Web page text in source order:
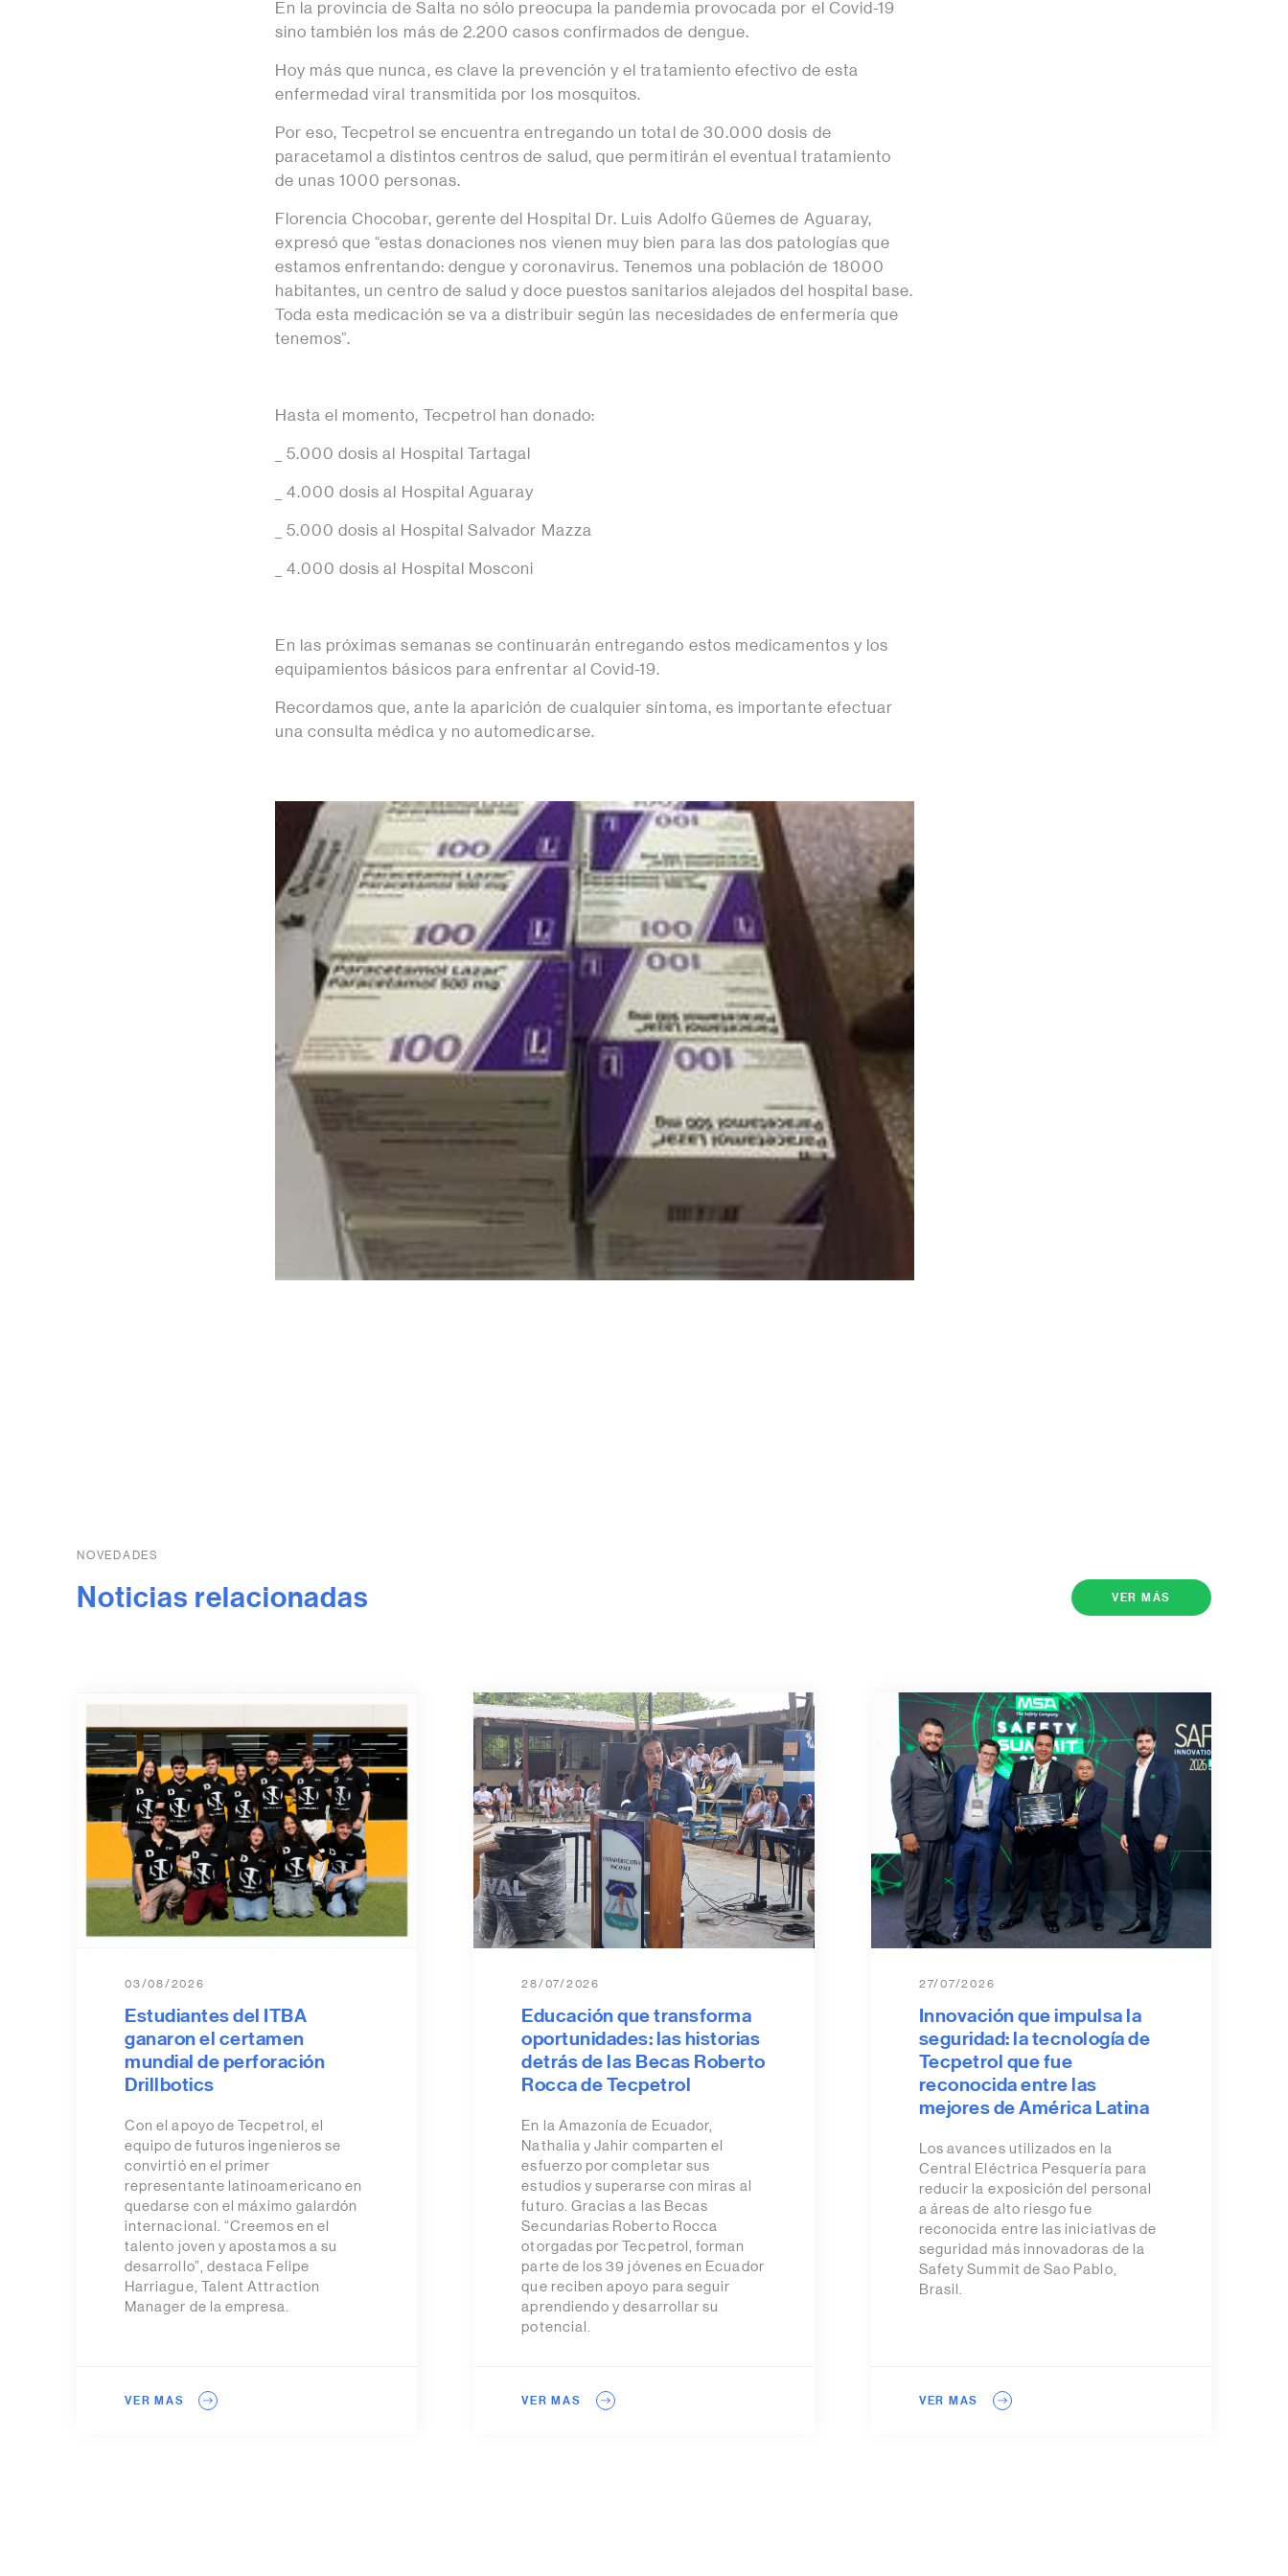
En la provincia de Salta no sólo preocupa la pandemia provocada por el Covid-19
sino también los más de 2.200 casos confirmados de dengue.
Hoy más que nunca, es clave la prevención y el tratamiento efectivo de esta
enfermedad viral transmitida por los mosquitos.
Por eso, Tecpetrol se encuentra entregando un total de 30.000 dosis de
paracetamol a distintos centros de salud, que permitirán el eventual tratamiento
de unas 1000 personas.
Florencia Chocobar, gerente del Hospital Dr. Luis Adolfo Güemes de Aguaray,
expresó que “estas donaciones nos vienen muy bien para las dos patologías que
estamos enfrentando: dengue y coronavirus. Tenemos una población de 18000
habitantes, un centro de salud y doce puestos sanitarios alejados del hospital base.
Toda esta medicación se va a distribuir según las necesidades de enfermería que
tenemos”.
Hasta el momento, Tecpetrol han donado:
_ 5.000 dosis al Hospital Tartagal
_ 4.000 dosis al Hospital Aguaray
_ 5.000 dosis al Hospital Salvador Mazza
_ 4.000 dosis al Hospital Mosconi
En las próximas semanas se continuarán entregando estos medicamentos y los
equipamientos básicos para enfrentar al Covid-19.
Recordamos que, ante la aparición de cualquier síntoma, es importante efectuar
una consulta médica y no automedicarse.
NOVEDADES
Noticias relacionadas VER MÁS
03/08/2026
Estudiantes del ITBA
ganaron el certamen
mundial de perforación
Drillbotics
Con el apoyo de Tecpetrol, el
equipo de futuros ingenieros se
convirtió en el primer
representante latinoamericano en
quedarse con el máximo galardón
internacional. “Creemos en el
talento joven y apostamos a su
desarrollo”, destaca Felipe
Harriague, Talent Attraction
Manager de la empresa.
VER MAS
28/07/2026
Educación que transforma
oportunidades: las historias
detrás de las Becas Roberto
Rocca de Tecpetrol
En la Amazonía de Ecuador,
Nathalia y Jahir comparten el
esfuerzo por completar sus
estudios y superarse con miras al
futuro. Gracias a las Becas
Secundarias Roberto Rocca
otorgadas por Tecpetrol, forman
parte de los 39 jóvenes en Ecuador
que reciben apoyo para seguir
aprendiendo y desarrollar su
potencial.
VER MAS
27/07/2026
Innovación que impulsa la
seguridad: la tecnología de
Tecpetrol que fue
reconocida entre las
mejores de América Latina
Los avances utilizados en la
Central Eléctrica Pesquería para
reducir la exposición del personal
a áreas de alto riesgo fue
reconocida entre las iniciativas de
seguridad más innovadoras de la
Safety Summit de Sao Pablo,
Brasil.
VER MAS